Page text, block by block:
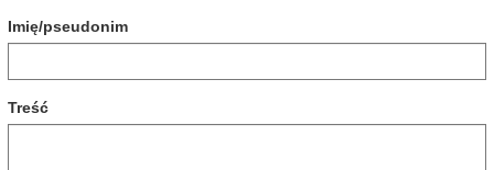
Imię/pseudonim
Treść